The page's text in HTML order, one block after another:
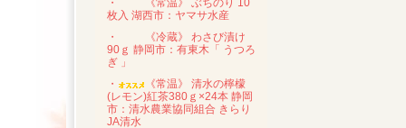
・
《常温》 ぶちのり 10
枚入 湖西市：ヤマサ水産
・
《冷蔵》 わさび漬け
90ｇ 静岡市：有東木「 うつろ
ぎ 」
・
《常温》 清水の檸檬
(レモン)紅茶380ｇ×24本 静岡
市：清水農業協同組合 きらり
JA清水